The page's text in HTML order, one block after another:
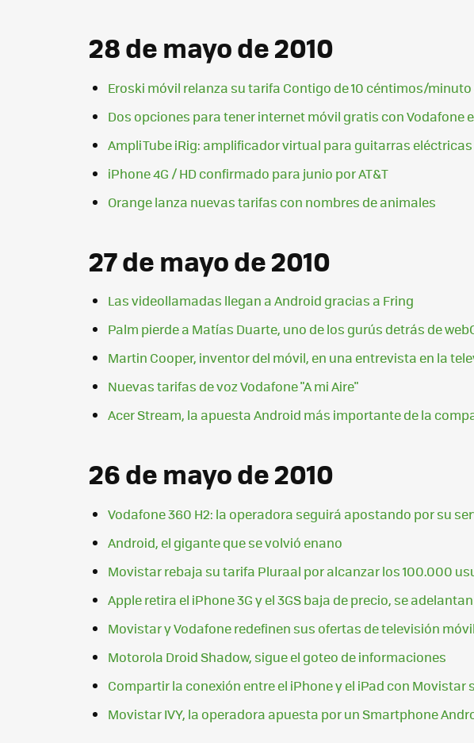
28 de mayo de 2010
Eroski móvil relanza su tarifa Contigo de 10 céntimos/
Dos opciones para tener internet móvil gratis con Vodafone
AmpliTube iRig: amplificador virtual para guitarras
iPhone 4G / HD confirmado para junio por AT&T
Orange lanza nuevas tarifas con nombres de animales
27 de mayo de 2010
Las videollamadas llegan a Android gracias a Fring
Palm pierde a Matías Duarte, uno de los gurús detrás de
Martin Cooper, inventor del móvil, en una entrevista en la
Nuevas tarifas de voz Vodafone "A mi Aire"
Acer Stream, la apuesta Android más importante de la
26 de mayo de 2010
Vodafone 360 H2: la operadora seguirá apostando por su
Android, el gigante que se volvió enano
Movistar rebaja su tarifa Pluraal por alcanzar los 100.000
Apple retira el iPhone 3G y el 3GS baja de precio, se
Movistar y Vodafone redefinen sus ofertas de televisión móvil
Motorola Droid Shadow, sigue el goteo de informaciones
Compartir la conexión entre el iPhone y el iPad con
Movistar IVY, la operadora apuesta por un Smartphone